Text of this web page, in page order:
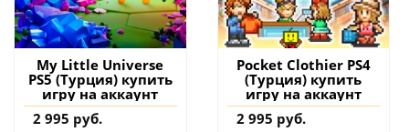
My Little Universe
PS5 (Турция) купить
игру на аккаунт
2 995 руб.
Pocket Clothier PS4
(Турция) купить
игру на аккаунт
2 995 руб.